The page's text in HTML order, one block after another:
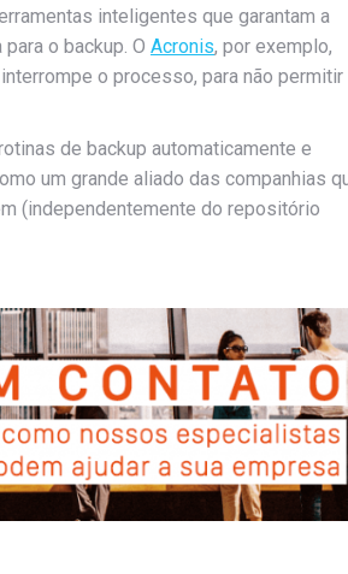
inteligentes que garantam a
o backup. O Acronis, por exemplo,
o processo, para não permitir
de backup automaticamente e
um grande aliado das companhias
(independentemente do repositório